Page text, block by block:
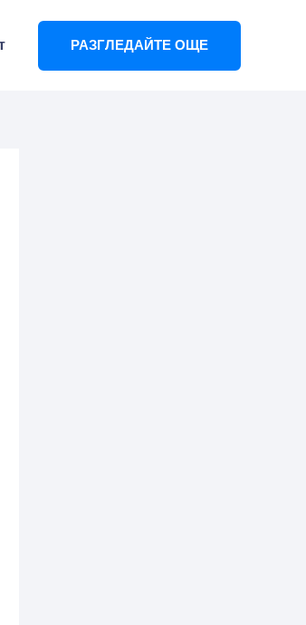
РАЗГЛЕДАЙТЕ ОЩЕ